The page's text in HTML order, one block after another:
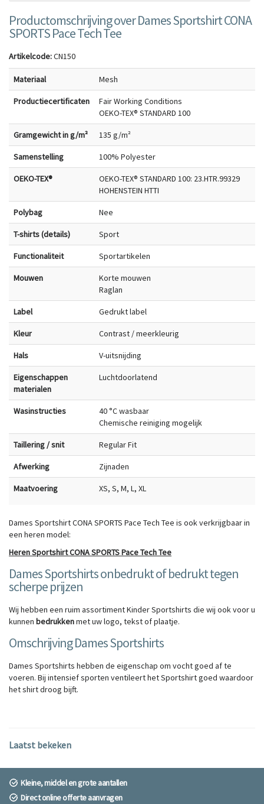
Productomschrijving over Dames Sportshirt CONA
SPORTS Pace Tech Tee
Artikelcode:CN150
Materiaal Mesh
Productiecertificaten
Fair Working Conditions
OEKO-TEX® STANDARD 100
Gramgewicht in g/m² 135 g/m²
Samenstelling 100% Polyester
OEKO-TEX®
OEKO-TEX® STANDARD 100: 23.HTR.99329
HOHENSTEIN HTTI
Polybag Nee
T-shirts (details) Sport
Functionaliteit Sportartikelen
Mouwen
Korte mouwen
Raglan
Label Gedrukt label
Kleur Contrast / meerkleurig
Hals V-uitsnijding
Eigenschappen
materialen
Luchtdoorlatend
Wasinstructies
40 °C wasbaar
Chemische reiniging mogelijk
Taillering / snit Regular Fit
Afwerking Zijnaden
Maatvoering XS, S, M, L, XL
Dames Sportshirt CONA SPORTS Pace Tech Tee is ook verkrijgbaar in
een heren model:
Heren Sportshirt CONA SPORTS Pace Tech Tee
Dames Sportshirts onbedrukt of bedrukt tegen
scherpe prijzen
Wij hebben een ruim assortiment Kinder Sportshirts die wij ook voor u
kunnen bedrukkenmet uw logo, tekst of plaatje.
Omschrijving Dames Sportshirts
Dames Sportshirts hebben de eigenschap om vocht goed af te
voeren. Bij intensief sporten ventileert het Sportshirt goed waardoor
het shirt droog bijft.
Laatst bekeken
Kleine, middel en grote aantallen
Direct online offerte aanvragen